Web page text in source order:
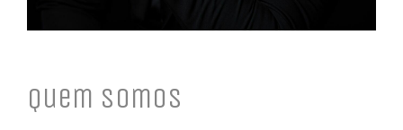
Quem Somos